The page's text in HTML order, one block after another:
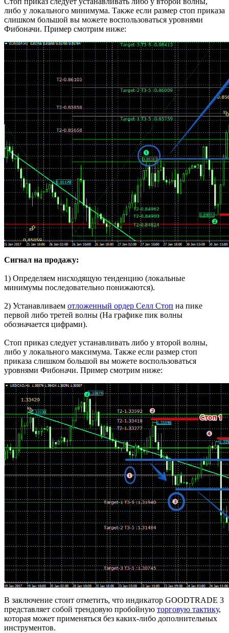
либо у локального минимума. Также если размер стоп приказа
слишком большой вы можете воспользоваться уровнями
Фибоначи. Пример смотрим ниже:
Сигнал на продажу:
1) Определяем нисходящую тенденцию (локальные
минимумы последовательно понижаются).
2) Устанавливаем отложенный ордер Селл Стоп на пике
первой либо третей волны (На графике пик волны
обозначается цифрами).
Стоп приказ следует устанавливать либо у второй волны,
либо у локального максимума. Также если размер стоп
приказа слишком большой вы можете воспользоваться
уровнями Фибоначи. Пример смотрим ниже:
В заключение стоит отметить, что индикатор GOODTRADE 3
представляет собой трендовую пробойную торговую тактику,
которая может применяться без каких-либо дополнительных
инструментов.